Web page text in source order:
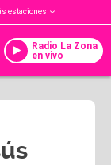
estaciones
Radio La Zona
en vivo